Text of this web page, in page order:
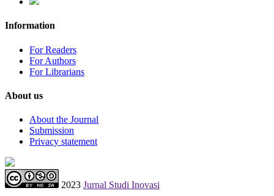
Information
For Readers
For Authors
For Librarians
About us
About the Journal
Submission
Privacy statement
2023 Jurnal Studi Inovasi